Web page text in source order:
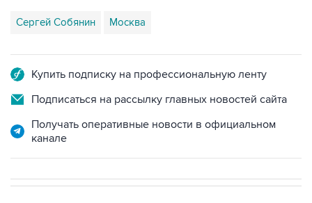
Сергей Собянин Москва
Купить подписку на профессиональную ленту
Подписаться на рассылку главных новостей сайта
Получать оперативные новости в официальном
канале